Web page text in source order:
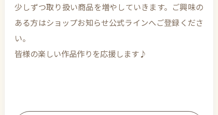
少しずつ取り扱い商品を増やしていきます。ご興味の
ある方はショップお知らせ公式ラインへご登録くださ
い。
皆様の楽しい作品作りを応援します♪